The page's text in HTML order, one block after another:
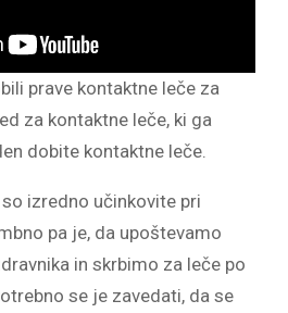
prave kontaktne leče za
za kontaktne leče, ki ga
dobite kontaktne leče.
izredno učinkovite pri
pa je, da upoštevamo
in skrbimo za leče po
se je zavedati, da se